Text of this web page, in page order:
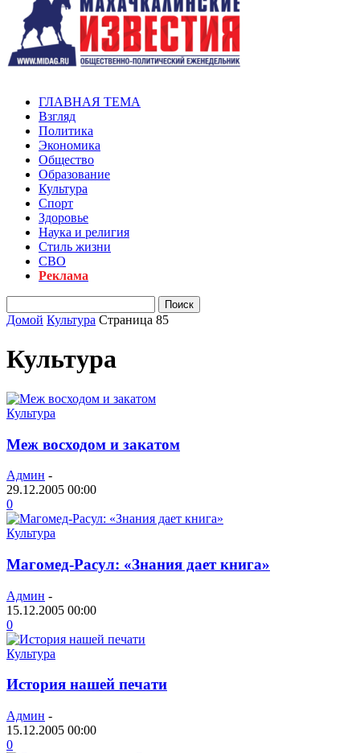
ГЛАВНАЯ ТЕМА
Взгляд
Политика
Экономика
Общество
Образование
Культура
Спорт
Здоровье
Наука и религия
Стиль жизни
СВО
Реклама
Домой Культура Страница 85
Культура
Культура
Меж восходом и закатом
Админ -
29.12.2005 00:00
0
Культура
Магомед-Расул: «Знания дает книга»
Админ -
15.12.2005 00:00
0
Культура
История нашей печати
Админ -
15.12.2005 00:00
0